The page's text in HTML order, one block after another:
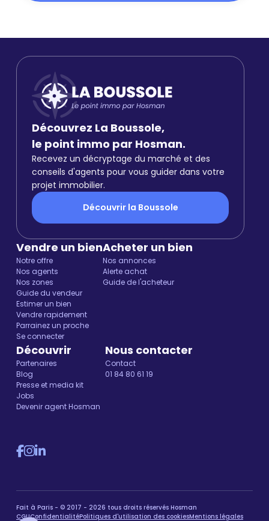
Découvrez La Boussole,
le point immo par Hosman.
Recevez un décryptage du marché et des
conseils d'agents pour vous guider dans votre
projet immobilier.
Découvrir la Boussole
Vendre un bien
Notre offre
Nos agents
Nos zones
Guide du vendeur
Estimer un bien
Vendre rapidement
Parrainez un proche
Se connecter
Acheter un bien
Nos annonces
Alerte achat
Guide de l'acheteur
Découvrir
Partenaires
Blog
Presse et media kit
Jobs
Devenir agent Hosman
Nous contacter
Contact
01 84 80 61 19
Fait à Paris - © 2017 - 2026 tous droits réservés Hosman
CGUConfidentialitéPolitiques d'utilisation des cookiesMentions légales